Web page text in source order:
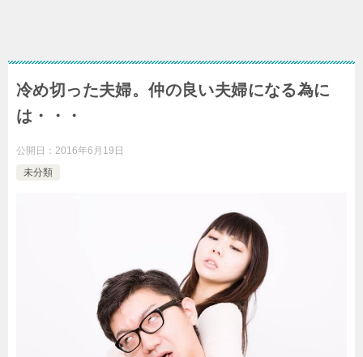
冷め切った夫婦。仲の良い夫婦になる為に
は・・・
公開日： 2016年6月19日
未分類